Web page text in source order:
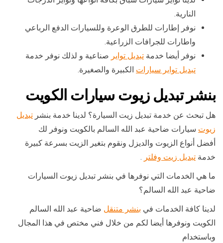
النارية.
نوفر إطارات للطرق الوعرة وللسيارات الدفع الرباعي
واطارات للجرافات الزراعية.
نوفر أيضا خدمة تبديل تواير صناعية و لذلك نوفر خدمة
تبديل تواير سيارات الكبيرة والصغيرة.
بنشر تبديل زيوت سيارات الكويت
هل تبحث عن خدمة تبديل زيت السيارة؟ لدينا خدمة بنشر تبديل
زيوت سيارات ضاحية عبد الله السالم بالكويت ونوفر لك
أفضل أنواع الزيوت والديزل ونقوم بتغير الزيت بسرعة كبيرة
خدمة تبديل زيت وفلتر .
ما هي الخدمات التي نوفرها في بنشر تبديل زيوت السيارات
ضاحية عبد الله السالم؟
لدينا كافة الخدمات في بنشر متنقل ضاحية عبد الله السالم
الكويت ونوفرها أيضا لكم من خلال فني مختص في هذا المجال
وباستخدام